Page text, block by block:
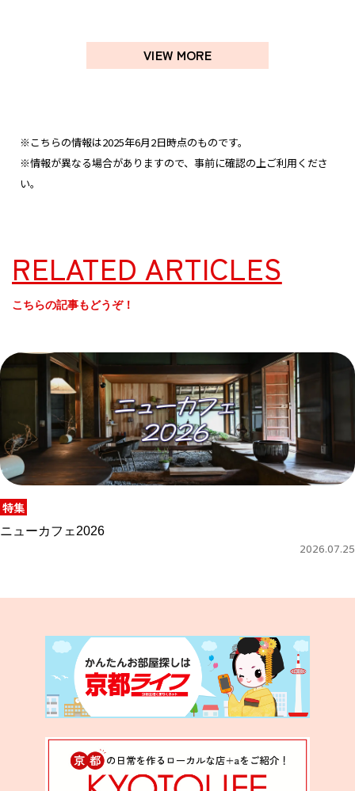
VIEW MORE
※こちらの情報は2025年6月2日時点のものです。
※情報が異なる場合がありますので、事前に確認の上ご利用くださ
い。
RELATED ARTICLES
こちらの記事もどうぞ！
特集
ニューカフェ2026
2026.07.25